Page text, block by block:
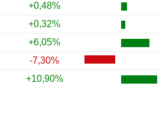
+0,48%
+0,32%
+6,05%
-7,30%
+10,90%